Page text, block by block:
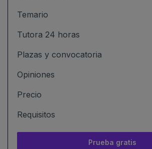
Temario
Tutora 24 horas
Plazas y convocatoria
Opiniones
Precio
Requisitos
Prueba gratis